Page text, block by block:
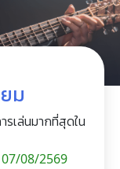
ม
เล่นมากที่สุดใน
08/2569